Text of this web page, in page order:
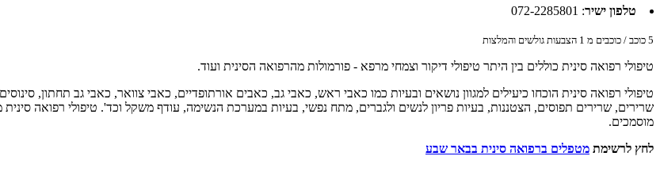
טלפון ישיר:
072-2285801
5 כוכב / כוכבים מ 1 הצבעות גולשים והמלצות
טיפולי רפואה סינית כוללים בין היתר טיפולי דיקור וצמחי מרפא - פורמולות מהרפואה הסינית ועוד.
טיפולי רפואה סינית הוכחו כיעילים למגוון נושאים ובעיות כמו כאבי ראש, כאבי גב, כאבים אורתופדיים, כאבי צוואר, כאבי גב תחתון,
שרירים, שרירים תפוסים, הצטננות, בעיות פריון לנשים ולגברים, מתח נפשי, בעיות במערכת הנשימה, עודף משקל וכד'. טיפולי רפואה סינית
מוסמכים.
לחץ לרשימת מטפלים ברפואה סינית בבאר שבע